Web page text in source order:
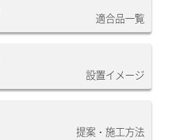
適合品一覧
設置イメージ
提案・施工方法